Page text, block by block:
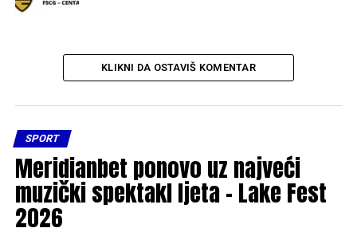
KLIKNI DA OSTAVIŠ KOMENTAR
SPORT
Meridianbet ponovo uz najveći
muzički spektakl ljeta – Lake Fest
2026